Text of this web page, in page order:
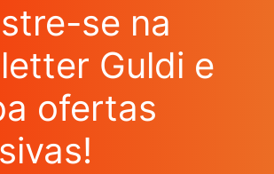
se na
Guldi e
ofertas